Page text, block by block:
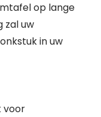
op lange
zal uw
in uw
voor